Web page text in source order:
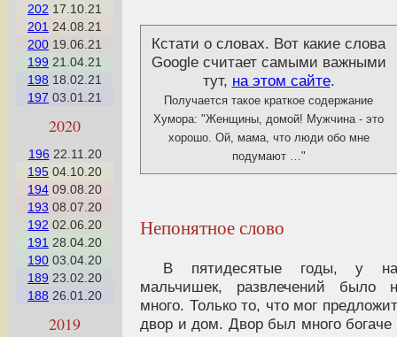
202 17.10.21
201 24.08.21
200 19.06.21
199 21.04.21
198 18.02.21
197 03.01.21
2020
196 22.11.20
195 04.10.20
194 09.08.20
193 08.07.20
192 02.06.20
191 28.04.20
190 03.04.20
189 23.02.20
188 26.01.20
2019
Кстати о словах. Вот какие слова
Google считает самыми важными
тут, на этом сайте.
Получается такое краткое содержание
Хумора: "Женщины, домой! Мужчина - это
хорошо. Ой, мама, что люди обо мне
подумают …"
Непонятное слово
В пятидесятые годы, у
мальчишек, развлечений было
много. Только то, что мог
двор и дом. Двор был много богаче